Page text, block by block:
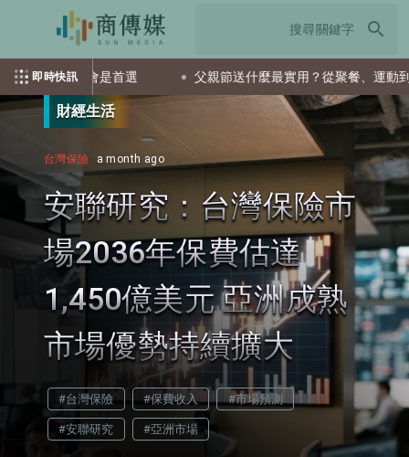
search
即時快訊
ETF會是首選 父親節送什麼最實用？從聚餐、運動到日常
財經生活
台灣保險 a month ago
安聯研究：台灣保險市
場2036年保費估達
1,450億美元 亞洲成熟
市場優勢持續擴大
#台灣保險 #保費收入 #市場預測
#安聯研究 #亞洲市場